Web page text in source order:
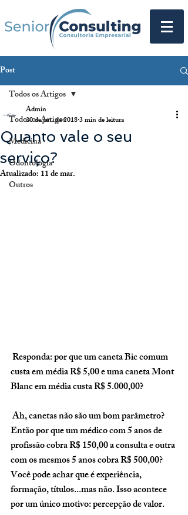
Post
Todos os Artigos
Medicina
Odontologia
Outros
Todos os Artigos
Quanto vale o seu
serviço?
Admin
30 de jan. de 20183 min de leitura
Atualizado: 11 de mar.
custa em média R$ 5,00 e uma caneta Mont
Blanc em média custa R$ 5.000,00?
Ah, canetas não são um bom parâmetro?
Então por que um médico com 5 anos de
profissão cobra R$ 150,00 a consulta e outra
com os mesmos 5 anos cobra R$ 500,00?
Você pode achar que é experiência,
formação, títulos...mas não. Isso acontece
por um único motivo: percepção de valor.